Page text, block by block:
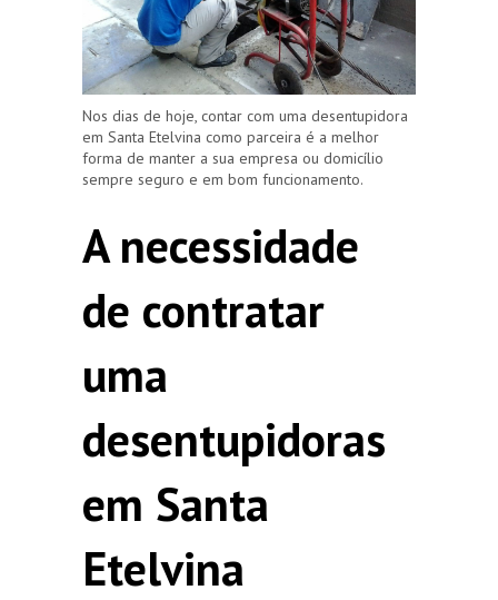
Nos dias de hoje, contar com uma desentupidora
em Santa Etelvina como parceira é a melhor
forma de manter a sua empresa ou domicílio
sempre seguro e em bom funcionamento.
A necessidade
de contratar
uma
desentupidoras
em Santa
Etelvina